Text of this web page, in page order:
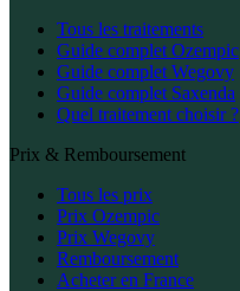
Tous les traitements
Guide complet Ozempic
Guide complet Wegovy
Guide complet Saxenda
Quel traitement choisir ?
Prix & Remboursement
Tous les prix
Prix Ozempic
Prix Wegovy
Remboursement
Acheter en France